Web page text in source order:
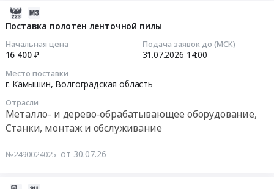
1.2
Поставка полотен ленточной пилы
Начальная цена
16 400 ₽
Подача заявок до (МСК)
31.07.2026 14:00
Место поставки
г. Камышин, Волгоградская область
Отрасли
Металло- и дерево-обрабатывающее оборудование,
Станки, монтаж и обслуживание
№2490024025 от 30.07.26